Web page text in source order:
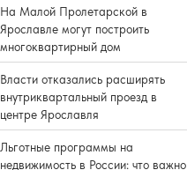
На Малой Пролетарской в
Ярославле могут построить
многоквартирный дом
Власти отказались расширять
внутриквартальный проезд в
центре Ярославля
Льготные программы на
недвижимость в России: что важно